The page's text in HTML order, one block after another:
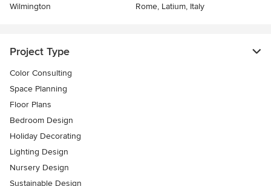
Wilmington
Rome, Latium, Italy
Project Type
Color Consulting
Space Planning
Floor Plans
Bedroom Design
Holiday Decorating
Lighting Design
Nursery Design
Sustainable Design